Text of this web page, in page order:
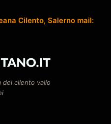
Cilento, Salerno mail:
del cilento vallo